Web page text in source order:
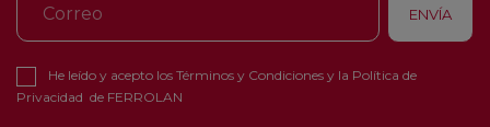
He leído y acepto los Términos y Condiciones y la Política de
Privacidad de FERROLAN